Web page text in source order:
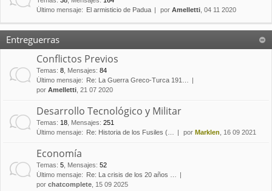
Último mensaje:
El armisticio de Padua por Amelletti , 04 11 2020
Entreguerras
Conflictos Previos
Temas: 8 Mensajes: 84
Último mensaje:
Re: La Guerra Greco-Turca 191…
por Amelletti , 21 07 2020
Desarrollo Tecnológico y Militar
Temas: 18 Mensajes: 251
Último mensaje:
Re: Historia de los Fusiles (… por Marklen , 16 09 2021
Economía
Temas: 5 Mensajes: 52
Último mensaje:
Re: La crisis de los 20 años …
por chatcomplete , 15 09 2025